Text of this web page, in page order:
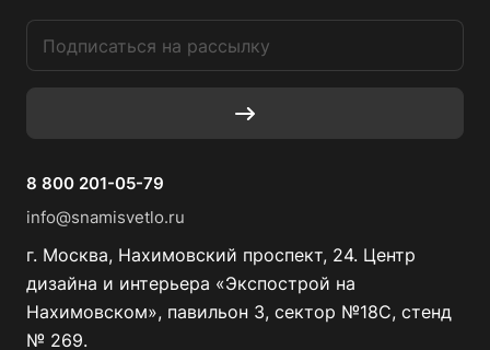
8 800 201-05-79
info@snamisvetlo.ru
г. Москва, Нахимовский проспект, 24. Центр
дизайна и интерьера «Экспострой на
Нахимовском», павильон 3, сектор №18С, стенд
№ 269.